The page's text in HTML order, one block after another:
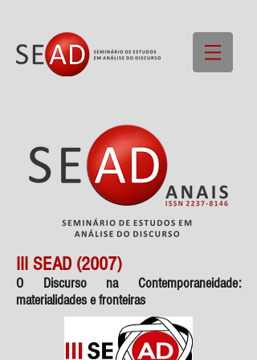
III SEAD (2007)
O Discurso na Contemporaneidade:
materialidades e fronteiras